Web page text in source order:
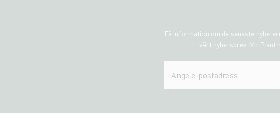
Få information om de senaste
vårt nyhetsbrev. Mr Plant